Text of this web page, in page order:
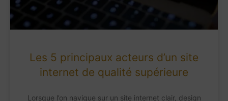
Les 5 principaux acteurs d’un site
internet de qualité supérieure
Lorsque l’on navigue sur un site internet clair, design